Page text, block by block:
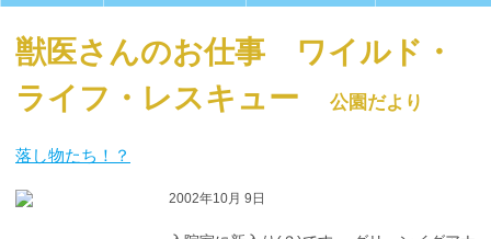
獣医さんのお仕事 ワイルド・
ライフ・レスキュー
公園だより
落し物たち！？
2002年10月 9日